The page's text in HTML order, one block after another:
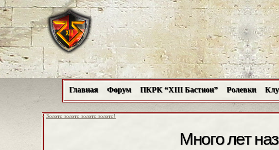
Главная Форум ПКРК “XIII Бастион” Ролевки
« Золото золото золото золото!
Много лет